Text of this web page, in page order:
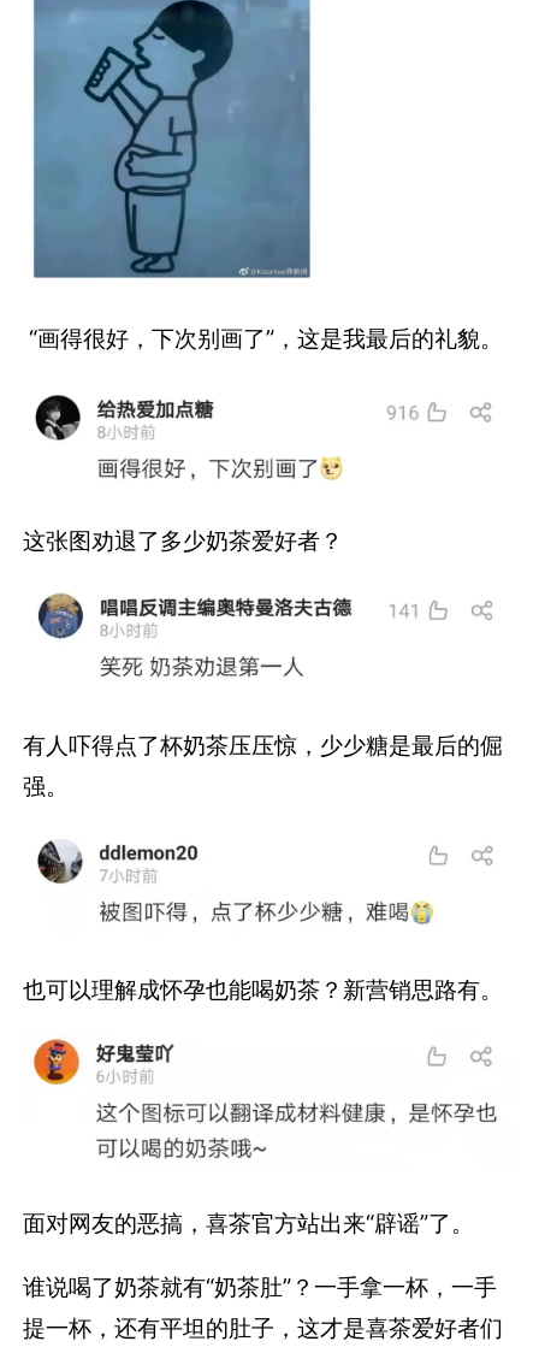
“画得很好，下次别画了”，这是我最后的礼貌。
这张图劝退了多少奶茶爱好者？
有人吓得点了杯奶茶压压惊，少少糖是最后的倔
强。
也可以理解成怀孕也能喝奶茶？新营销思路有。
面对网友的恶搞，喜茶官方站出来“辟谣”了。
谁说喝了奶茶就有“奶茶肚”？一手拿一杯，一手
提一杯，还有平坦的肚子，这才是喜茶爱好者们